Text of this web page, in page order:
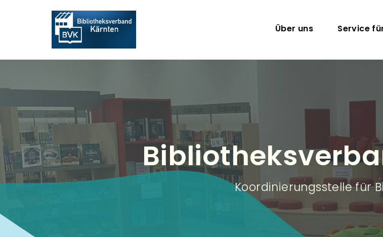
Über uns Service
Koordinierungsstelle für